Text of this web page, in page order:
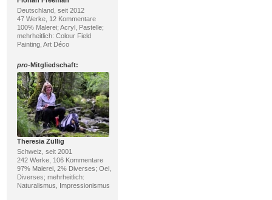
Deutschland, seit 2012
47 Werke, 12 Kommentare
100% Malerei; Acryl, Pastelle;
mehrheitlich: Colour Field
Painting, Art Déco
pro-Mitgliedschaft:
Theresia Züllig
Schweiz, seit 2001
242 Werke, 106 Kommentare
97% Malerei, 2% Diverses; Oel,
Diverses; mehrheitlich:
Naturalismus, Impressionismus